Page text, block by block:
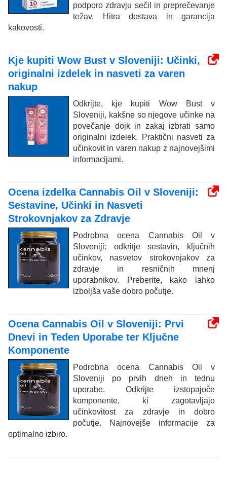
podporo zdravju sečil in preprečevanje
težav. Hitra dostava in garancija
kakovosti.
Kje kupiti Wow Bust v Sloveniji: Učinki,
originalni izdelek in nasveti za varen
nakup
Odkrijte, kje kupiti Wow Bust v
Sloveniji, kakšne so njegove učinke na
povečanje dojk in zakaj izbrati samo
originalni izdelek. Praktični nasveti za
učinkovit in varen nakup z najnovejšimi
informacijami.
Ocena izdelka Cannabis Oil v Sloveniji:
Sestavine, Učinki in Nasveti
Strokovnjakov za Zdravje
Podrobna ocena Cannabis Oil v
Sloveniji: odkritje sestavin, ključnih
učinkov, nasvetov strokovnjakov za
zdravje in resničnih mnenj
uporabnikov. Preberite, kako lahko
izboljša vaše dobro počutje.
Ocena Cannabis Oil v Sloveniji: Prvi
Dnevi in Teden Uporabe ter Ključne
Komponente
Podrobna ocena Cannabis Oil v
Sloveniji po prvih dneh in tednu
uporabe. Odkrijte izstopajoče
komponente, ki zagotavljajo
učinkovitost za zdravje in dobro
počutje. Najnovejše informacije za
optimalno izbiro.